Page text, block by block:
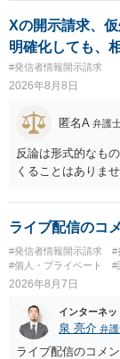
Xの開示請求、
明確化しても、
#発信者情報開示請求
2026年8月8日
匿名A 弁護
反論は形式的なも
くることはありませ
ライブ配信のコ
#発信者情報開示請求 #
#個人・プライベート
#
2026年8月7日
インターネ
泉 亮介 弁
ライブ配信のコメ